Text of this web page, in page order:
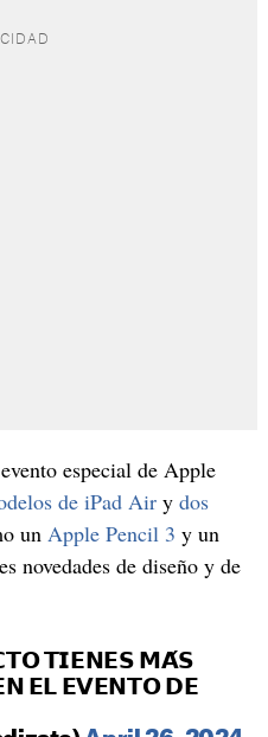
especial de Apple
de iPad Airy dos
un Apple Pencil 3 y un
novedades de diseño y de
𝗧𝗜𝗘𝗡𝗘𝗦 𝗠𝗔́𝗦
𝗘𝗟 𝗘𝗩𝗘𝗡𝗧𝗢 𝗗𝗘